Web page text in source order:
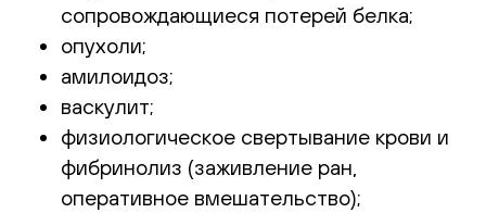
сопровождающиеся потерей белка;
опухоли;
амилоидоз;
васкулит;
физиологическое свертывание крови и
фибринолиз (заживление ран,
оперативное вмешательство);